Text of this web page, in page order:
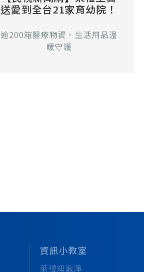
送愛到全台21家育幼院！
逾200箱醫療物資、生活用品溫
暖守護
資訊小教室
萊禮知識庫